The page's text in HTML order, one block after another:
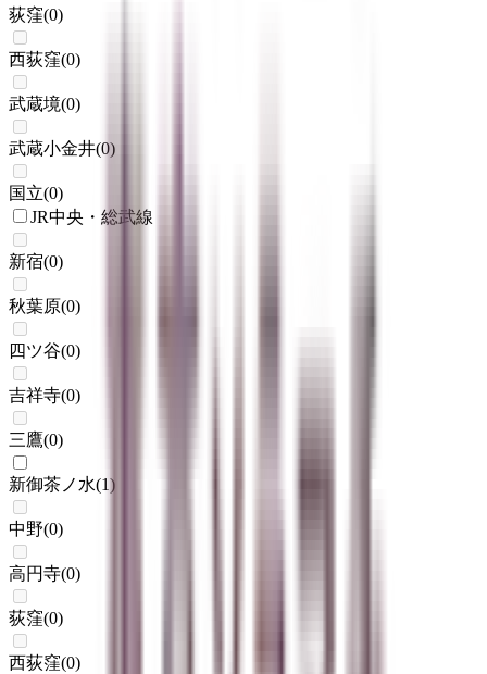
荻窪(0)
西荻窪(0)
武蔵境(0)
武蔵小金井(0)
国立(0)
JR中央・総武線
新宿(0)
秋葉原(0)
四ツ谷(0)
吉祥寺(0)
三鷹(0)
新御茶ノ水(1)
中野(0)
高円寺(0)
荻窪(0)
西荻窪(0)